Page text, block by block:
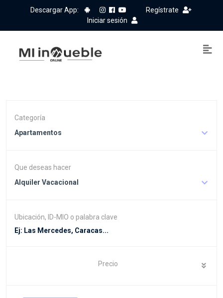
Descargar App:
Regístrate
Iniciar sesión
Categoría
Apartamentos
Que deseas hacer
Alquiler Vacacional
Ubicación, ID-MIO o palabra clave
Precio